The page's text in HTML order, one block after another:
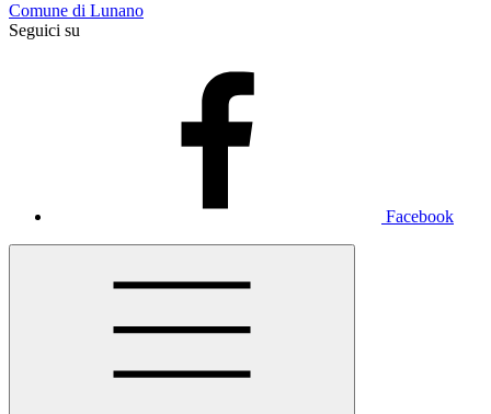
Comune di Lunano
Seguici su
Facebook